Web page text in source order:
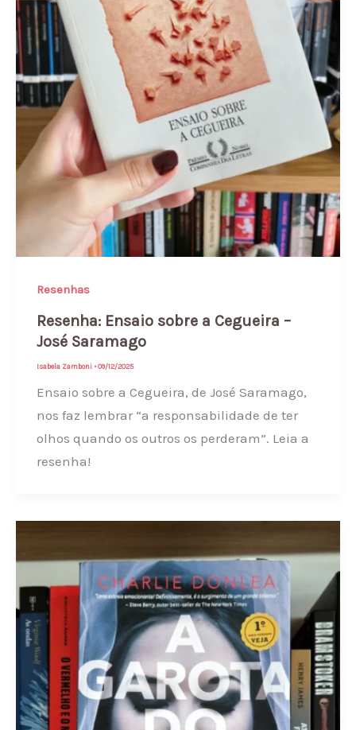
Resenhas
Resenha: Ensaio sobre a Cegueira –
José Saramago
Isabela Zamboni •09/12/2025
Ensaio sobre a Cegueira, de José Saramago,
nos faz lembrar “a responsabilidade de ter
olhos quando os outros os perderam”. Leia a
resenha!